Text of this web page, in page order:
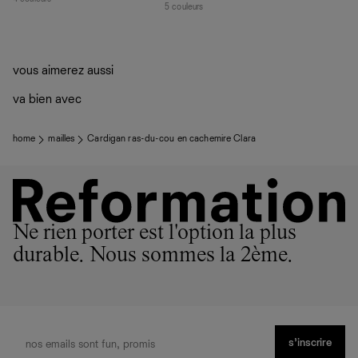
5 couleurs
vous aimerez aussi
va bien avec
home mailles Cardigan ras-du-cou en cachemire Clara
Ne rien porter est l'option la plus
durable. Nous sommes la 2ème.
s’inscrire